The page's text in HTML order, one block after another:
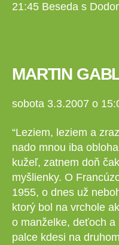
21:45 Beseda s
MARTIN
sobota 3.3.2007 o
“Leziem, leziem a
nado mnou iba
kužeľ, zatnem doň
myšlienky. O
1955, o dnes už
ktorý bol na vrchole
o manželke, deťoch
palce kdesi na